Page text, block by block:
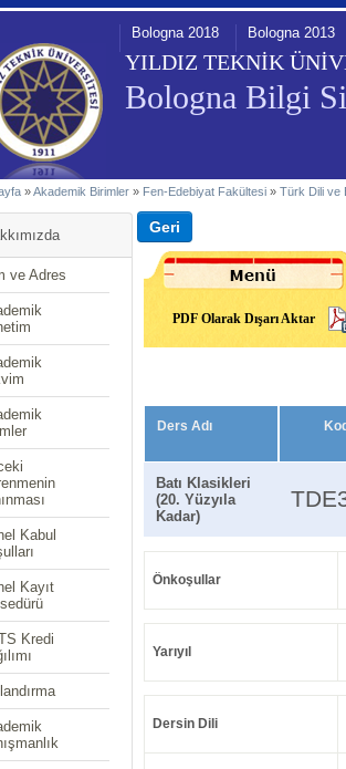
YILDIZ TEKNİK
Bologna Bilgi
Bologna 2018 Bologna 2013
»Akademik Birimler » Fen-Edebiyat Fakültesi » Türk Dili ve
ve Adres
Kabul
Kayıt
Kredi
PDF Olarak Dışarı Aktar
Ders Adı
Batı Klasikleri
(20. Yüzyıla
Kadar)
Önkoşullar
Yarıyıl
Dersin Dili